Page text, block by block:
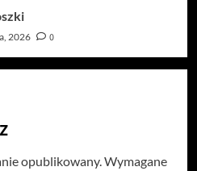
2026 0
opublikowany. Wymagane